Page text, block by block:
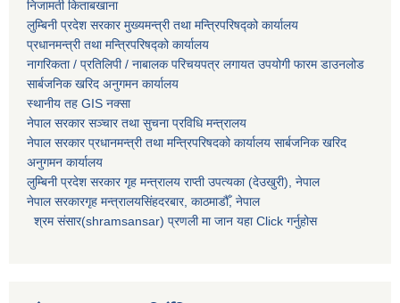
निजामती किताबखाना
लुम्बिनी प्रदेश सरकार मुख्यमन्त्री तथा मन्त्रिपरिषद्को कार्यालय
प्रधानमन्त्री तथा मन्त्रिपरिषद्को कार्यालय
नागरिकता / प्रतिलिपी / नाबालक परिचयपत्र लगायत उपयोगी फारम डाउनलोड
सार्बजनिक खरिद अनुगमन कार्यालय
स्थानीय तह GIS नक्सा
नेपाल सरकारसञ्चार तथा सुचना प्रविधि मन्त्रालय
नेपाल सरकार प्रधानमन्त्री तथा मन्त्रिपरिषदको कार्यालय सार्बजनिक खरिद
अनुगमन कार्यालय
लुम्बिनी प्रदेश सरकार गृह मन्त्रालय राप्ती उपत्यका (देउखुरी), नेपाल
नेपाल सरकारगृह मन्त्रालयसिंहदरबार, काठमाडौँ, नेपाल
श्रम संसार(shramsansar) प्रणली मा जान यहा Click गर्नुहोस